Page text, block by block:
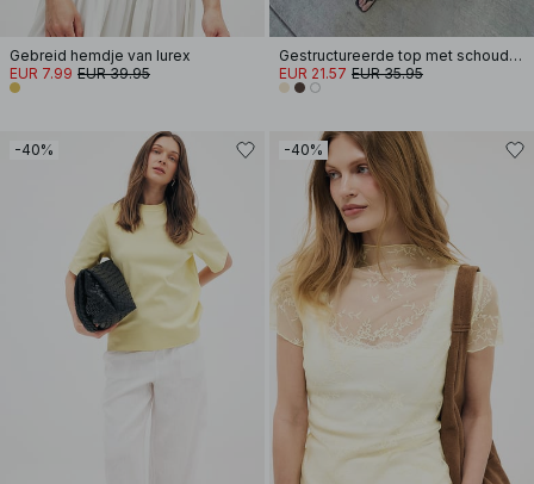
Gebreid hemdje van lurex
EUR 7.99 EUR 39.95
Gestructureerde top met schoudervullingen
EUR 21.57 EUR 35.95
-40% -40%